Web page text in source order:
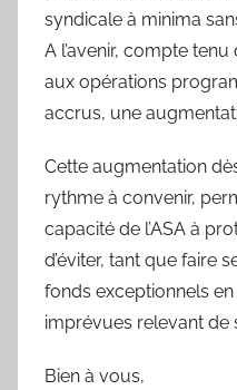
syndicale à minima
A l’avenir, compte
aux opérations
accrus, une
Cette augmentation
rythme à convenir,
capacité de l’ASA à
d’éviter, tant que faire
fonds exceptionnels
imprévues relevant de
Bien à vous,